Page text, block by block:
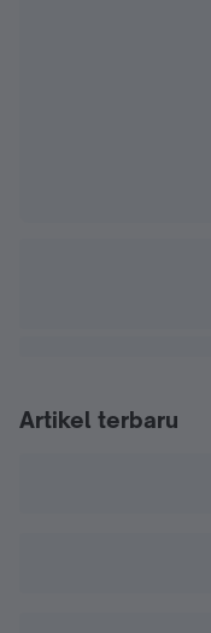
Artikel terbaru